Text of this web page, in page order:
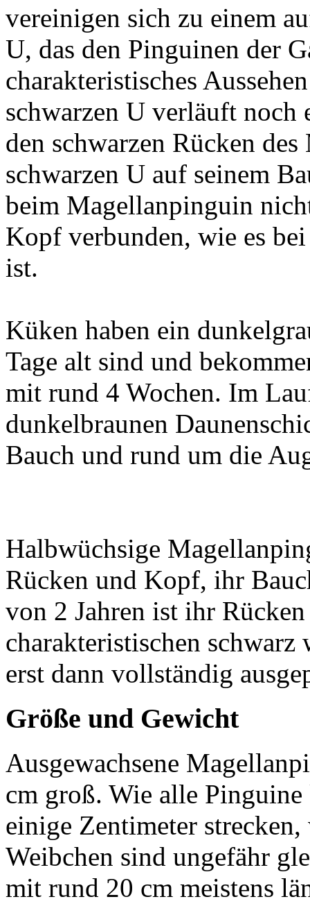
vereinigen sich zu einem
U, das den Pinguinen der
charakteristisches
schwarzen U verläuft noch
den schwarzen Rücken
schwarzen U auf seinem
beim Magellanpinguin
Kopf verbunden, wie es
ist.
Küken haben ein
Tage alt sind und
mit rund 4 Wochen. Im
dunkelbraunen
Bauch und rund um die
Halbwüchsige
Rücken und Kopf, ihr
von 2 Jahren ist ihr
charakteristischen
erst dann vollständig
Größe und Gewicht
Ausgewachsene
cm groß. Wie alle
einige Zentimeter
Weibchen sind ungefähr
mit rund 20 cm meistens